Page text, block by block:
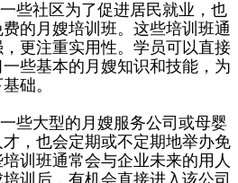
社区为了促进居民就业，也
的月嫂培训班。这些培训班通
更注重实用性。学员可以直接
些基本的月嫂知识和技能，为
础。
大型的月嫂服务公司或母婴
，也会定期或不定期地举办免
训班通常会与企业未来的用人
训后，有机会直接进入该公司